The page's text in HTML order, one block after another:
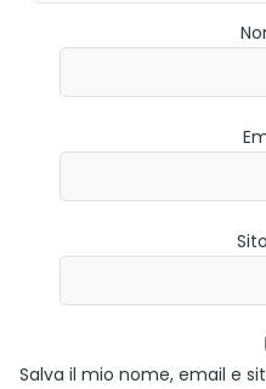
Salva il mio nome, email e